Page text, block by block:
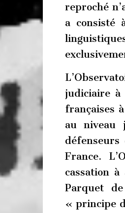
reproché
a consisté
judiciaire à
françaises
au niveau
France.
cassation
Parquet
« principe